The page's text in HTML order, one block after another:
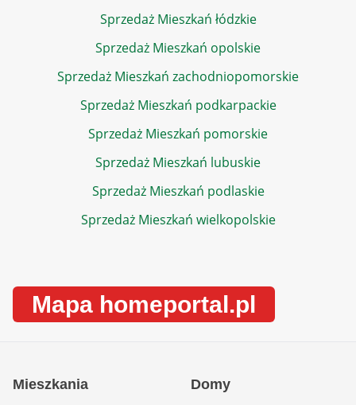
Sprzedaż Mieszkań łódzkie
Sprzedaż Mieszkań opolskie
Sprzedaż Mieszkań zachodniopomorskie
Sprzedaż Mieszkań podkarpackie
Sprzedaż Mieszkań pomorskie
Sprzedaż Mieszkań lubuskie
Sprzedaż Mieszkań podlaskie
Sprzedaż Mieszkań wielkopolskie
Mapa homeportal.pl
Mieszkania Domy